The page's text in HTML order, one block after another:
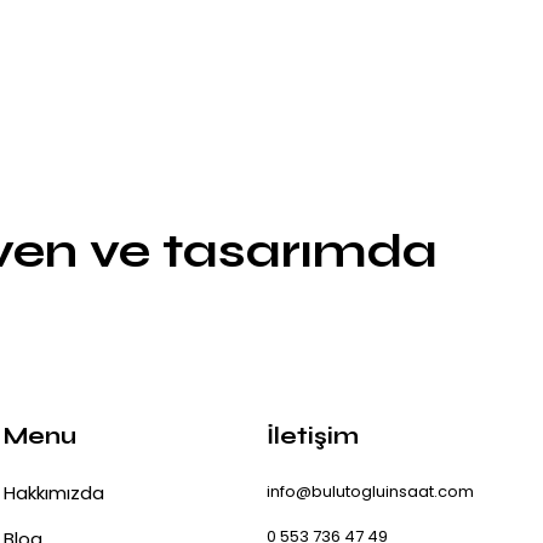
ve tasarımda
Menu
Hakkımızda
İletişim
info@bulutogluinsaat.com
0 553 736 47 49